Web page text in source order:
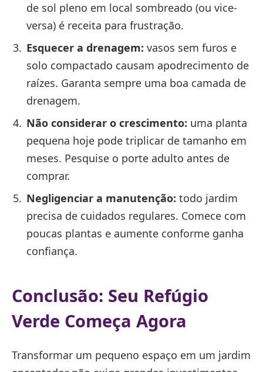
de sol pleno em local sombreado (ou vice-
versa) é receita para frustração.
Esquecer a drenagem: vasos sem furos e
solo compactado causam apodrecimento de
raízes. Garanta sempre uma boa camada de
drenagem.
Não considerar o crescimento: uma planta
pequena hoje pode triplicar de tamanho em
meses. Pesquise o porte adulto antes de
comprar.
Negligenciar a manutenção: todo jardim
precisa de cuidados regulares. Comece com
poucas plantas e aumente conforme ganha
confiança.
Conclusão: Seu Refúgio
Verde Começa Agora
Transformar um pequeno espaço em um jardim